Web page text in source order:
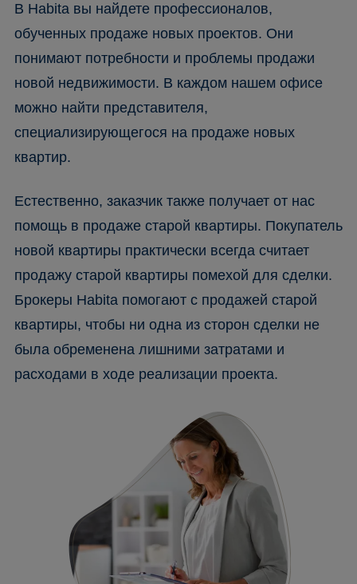
В Habita вы найдете профессионалов,
обученных продаже новых проектов. Они
понимают потребности и проблемы продажи
новой недвижимости. В каждом нашем офисе
можно найти представителя,
специализирующегося на продаже новых
квартир.
Естественно, заказчик также получает от нас
помощь в продаже старой квартиры. Покупатель
новой квартиры практически всегда считает
продажу старой квартиры помехой для сделки.
Брокеры Habita помогают с продажей старой
квартиры, чтобы ни одна из сторон сделки не
была обременена лишними затратами и
расходами в ходе реализации проекта.